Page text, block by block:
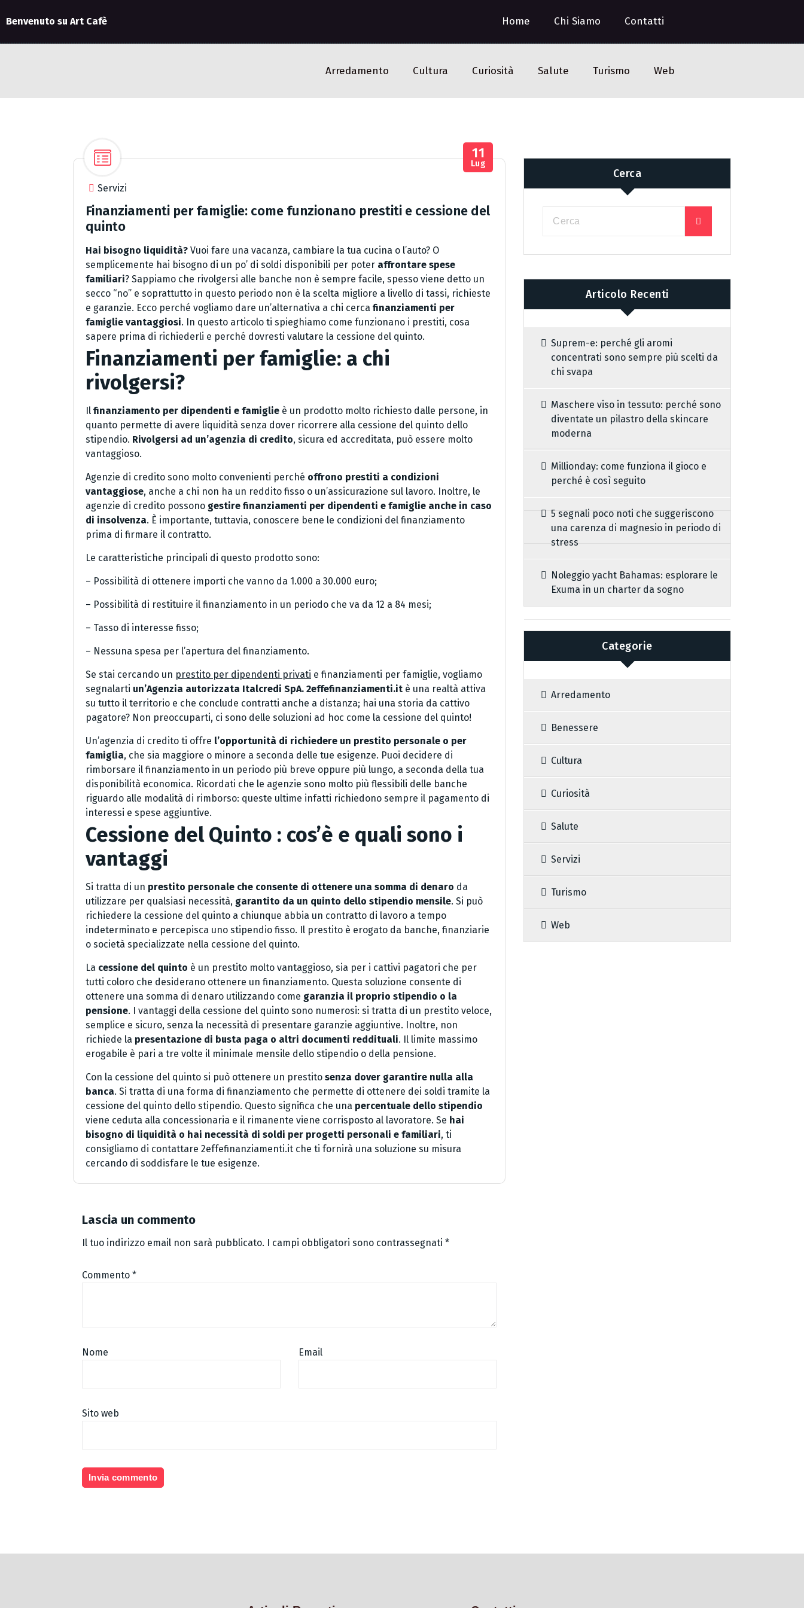
Benvenuto su Art Cafè Home Chi Siamo Contatti
Arredamento Cultura Curiosità Salute Turismo Web
Servizi
11
Lug
Finanziamenti per famiglie: come funzionano prestiti e cessione del
quinto
Hai bisogno liquidità? Vuoi fare una vacanza, cambiare la tua cucina o l’auto? O
semplicemente hai bisogno di un po’ di soldi disponibili per poter affrontare spese
familiari? Sappiamo che rivolgersi alle banche non è sempre facile, spesso viene detto un
secco “no” e soprattutto in questo periodo non è la scelta migliore a livello di tassi, richieste
e garanzie. Ecco perché vogliamo dare un’alternativa a chi cerca finanziamenti per
famiglie vantaggiosi. In questo articolo ti spieghiamo come funzionano i prestiti, cosa
sapere prima di richiederli e perché dovresti valutare la cessione del quinto.
Finanziamenti per famiglie: a chi
rivolgersi?
Il finanziamento per dipendenti e famiglie è un prodotto molto richiesto dalle persone, in
quanto permette di avere liquidità senza dover ricorrere alla cessione del quinto dello
stipendio. Rivolgersi ad un’agenzia di credito, sicura ed accreditata, può essere molto
vantaggioso.
Agenzie di credito sono molto convenienti perché offrono prestiti a condizioni
vantaggiose, anche a chi non ha un reddito fisso o un’assicurazione sul lavoro. Inoltre, le
agenzie di credito possono gestire finanziamenti per dipendenti e famiglie anche in caso
di insolvenza. È importante, tuttavia, conoscere bene le condizioni del finanziamento
prima di firmare il contratto.
Le caratteristiche principali di questo prodotto sono:
– Possibilità di ottenere importi che vanno da 1.000 a 30.000 euro;
– Possibilità di restituire il finanziamento in un periodo che va da 12 a 84 mesi;
– Tasso di interesse fisso;
– Nessuna spesa per l’apertura del finanziamento.
Se stai cercando un prestito per dipendenti privati e finanziamenti per famiglie, vogliamo
segnalarti un’Agenzia autorizzata Italcredi SpA. 2effefinanziamenti.it è una realtà attiva
su tutto il territorio e che conclude contratti anche a distanza; hai una storia da cattivo
pagatore? Non preoccuparti, ci sono delle soluzioni ad hoc come la cessione del quinto!
Un’agenzia di credito ti offre l’opportunità di richiedere un prestito personale o per
famiglia, che sia maggiore o minore a seconda delle tue esigenze. Puoi decidere di
rimborsare il finanziamento in un periodo più breve oppure più lungo, a seconda della tua
disponibilità economica. Ricordati che le agenzie sono molto più flessibili delle banche
riguardo alle modalità di rimborso: queste ultime infatti richiedono sempre il pagamento di
interessi e spese aggiuntive.
Cessione del Quinto : cos’è e quali sono i
vantaggi
Si tratta di un prestito personale che consente di ottenere una somma di denaro da
utilizzare per qualsiasi necessità, garantito da un quinto dello stipendio mensile. Si può
richiedere la cessione del quinto a chiunque abbia un contratto di lavoro a tempo
indeterminato e percepisca uno stipendio fisso. Il prestito è erogato da banche, finanziarie
o società specializzate nella cessione del quinto.
La cessione del quinto è un prestito molto vantaggioso, sia per i cattivi pagatori che per
tutti coloro che desiderano ottenere un finanziamento. Questa soluzione consente di
ottenere una somma di denaro utilizzando come garanzia il proprio stipendio o la
pensione. I vantaggi della cessione del quinto sono numerosi: si tratta di un prestito veloce,
semplice e sicuro, senza la necessità di presentare garanzie aggiuntive. Inoltre, non
richiede la presentazione di busta paga o altri documenti reddituali. Il limite massimo
erogabile è pari a tre volte il minimale mensile dello stipendio o della pensione.
Con la cessione del quinto si può ottenere un prestito senza dover garantire nulla alla
banca. Si tratta di una forma di finanziamento che permette di ottenere dei soldi tramite la
cessione del quinto dello stipendio. Questo significa che una percentuale dello stipendio
viene ceduta alla concessionaria e il rimanente viene corrisposto al lavoratore. Se hai
bisogno di liquidità o hai necessità di soldi per progetti personali e familiari, ti
consigliamo di contattare 2effefinanziamenti.it che ti fornirà una soluzione su misura
cercando di soddisfare le tue esigenze.
Lascia un commento
Il tuo indirizzo email non sarà pubblicato. I campi obbligatori sono contrassegnati *
Commento *
Nome Email
Sito web
Cerca
Articolo Recenti
Suprem-e: perché gli aromi
concentrati sono sempre più scelti da
chi svapa
Maschere viso in tessuto: perché sono
diventate un pilastro della skincare
moderna
Millionday: come funziona il gioco e
perché è così seguito
5 segnali poco noti che suggeriscono
una carenza di magnesio in periodo di
stress
Noleggio yacht Bahamas: esplorare le
Exuma in un charter da sogno
Categorie
Arredamento
Benessere
Cultura
Curiosità
Salute
Servizi
Turismo
Web